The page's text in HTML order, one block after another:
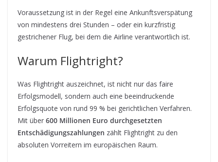
Voraussetzung ist in der Regel eine Ankunftsverspätung
von mindestens drei Stunden – oder ein kurzfristig
gestrichener Flug, bei dem die Airline verantwortlich ist.
Warum Flightright?
Was Flightright auszeichnet, ist nicht nur das faire
Erfolgsmodell, sondern auch eine beeindruckende
Erfolgsquote von rund 99 % bei gerichtlichen Verfahren.
Mit über 600 Millionen Euro durchgesetzten
Entschädigungszahlungen zählt Flightright zu den
absoluten Vorreitern im europäischen Raum.